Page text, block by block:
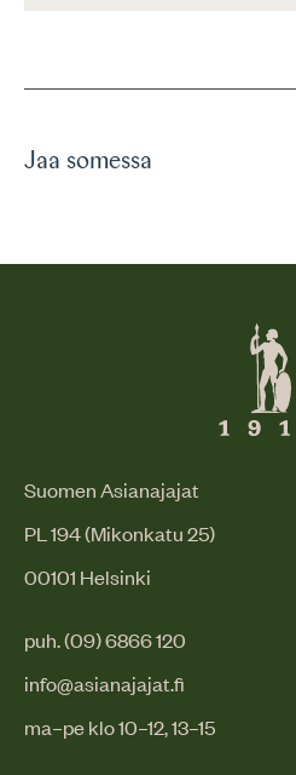
Jaa somessa
Suomen Asianajajat
PL 194 (Mikonkatu 25)
00101 Helsinki
puh. (09) 6866 120
info@asianajajat.fi
ma–pe klo 10–12, 13–15